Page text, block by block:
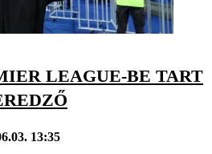
LEAGUE-BE TART
13:35